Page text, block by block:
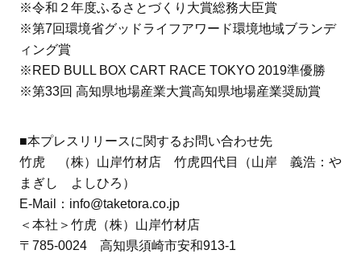
※令和２年度ふるさとづくり大賞総務大臣賞
※第7回環境省グッドライフアワード環境地域ブランデ
ィング賞
※RED BULL BOX CART RACE TOKYO 2019準優勝
※第33回 高知県地場産業大賞高知県地場産業奨励賞
■本プレスリリースに関するお問い合わせ先
竹虎 （株）山岸竹材店 竹虎四代目（山岸 義浩：や
まぎし よしひろ）
E-Mail：info@taketora.co.jp
＜本社＞竹虎（株）山岸竹材店
〒785-0024 高知県須崎市安和913-1